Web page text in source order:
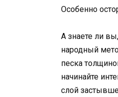
Особенно
А знаете ли
народный
песка
начинайте
слой